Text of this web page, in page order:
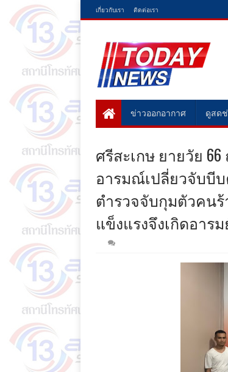
เกี่ยวกับเรา ติดต่อเรา
ข่าวออกอากาศ ดูสดช่
ศรีสะเกษ ยายวัย
อารมณ์เปลี่ยวจับบี
ตำรวจจับกุมตัวคน
แข็งแรงจึงเกิดอา